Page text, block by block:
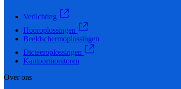
Verlichting
Hooroplossingen
Beeldschermoplossingen
Dicteeroplossingen
Kantoormonitoren
Over ons